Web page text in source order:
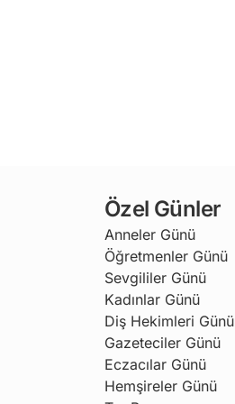
Özel Günler
Anneler Günü
Öğretmenler Günü
Sevgililer Günü
Kadınlar Günü
Diş Hekimleri Günü
Gazeteciler Günü
Eczacılar Günü
Hemşireler Günü